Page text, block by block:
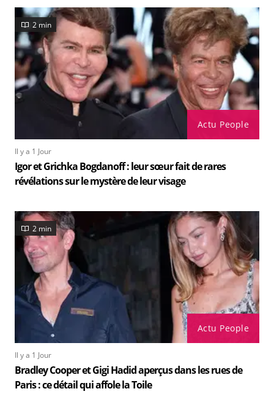
Actu People
2 min
Il y a 1 Jour
Igor et Grichka Bogdanoff : leur sœur fait de rares
révélations sur le mystère de leur visage
Actu People
2 min
Il y a 1 Jour
Bradley Cooper et Gigi Hadid aperçus dans les rues de
Paris : ce détail qui affole la Toile